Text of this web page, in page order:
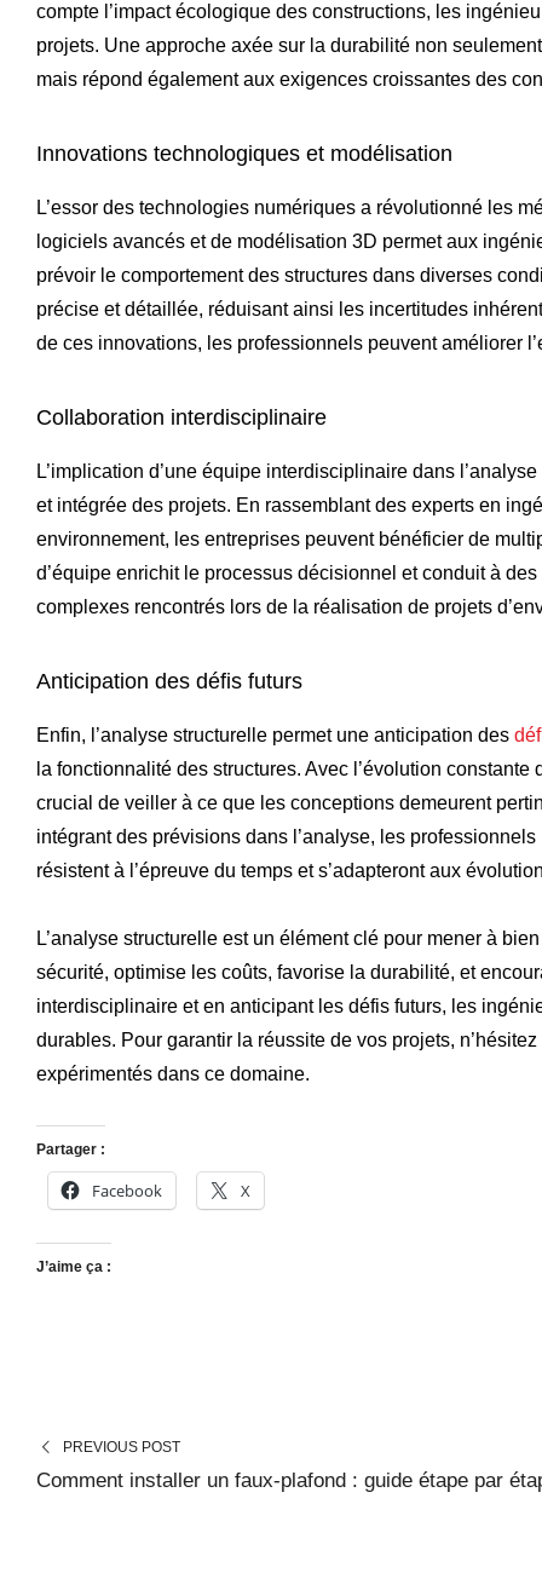
compte l’impact écologique des constructions, les
projets. Une approche axée sur la durabilité non
mais répond également aux exigences croissantes des
Innovations technologiques et modélisation
L’essor des technologies numériques a révolutionné les
logiciels avancés et de modélisation 3D permet aux
prévoir le comportement des structures dans diverses
précise et détaillée, réduisant ainsi les incertitudes
de ces innovations, les professionnels peuvent améliorer
Collaboration interdisciplinaire
L’implication d’une équipe interdisciplinaire dans
et intégrée des projets. En rassemblant des experts en
environnement, les entreprises peuvent bénéficier de
d’équipe enrichit le processus décisionnel et conduit à
complexes rencontrés lors de la réalisation de projets
Anticipation des défis futurs
Enfin, l’analyse structurelle permet une anticipation des
la fonctionnalité des structures. Avec l’évolution
crucial de veiller à ce que les conceptions demeurent
intégrant des prévisions dans l’analyse, les
résistent à l’épreuve du temps et s’adapteront aux
L’analyse structurelle est un élément clé pour mener à
sécurité, optimise les coûts, favorise la durabilité, et
interdisciplinaire et en anticipant les défis futurs, les
durables. Pour garantir la réussite de vos projets,
expérimentés dans ce domaine.
Partager :
Facebook X
J’aime ça :
PREVIOUS POST
Comment installer un faux-plafond : guide étape par